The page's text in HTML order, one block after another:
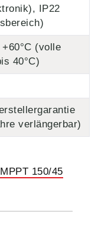
IP22
(volle
40°C)
verlängerbar)
150/45